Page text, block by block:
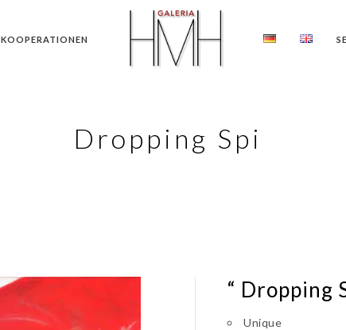
KOOPERATIONEN
Dropping Spi
“ Dropping
Unique